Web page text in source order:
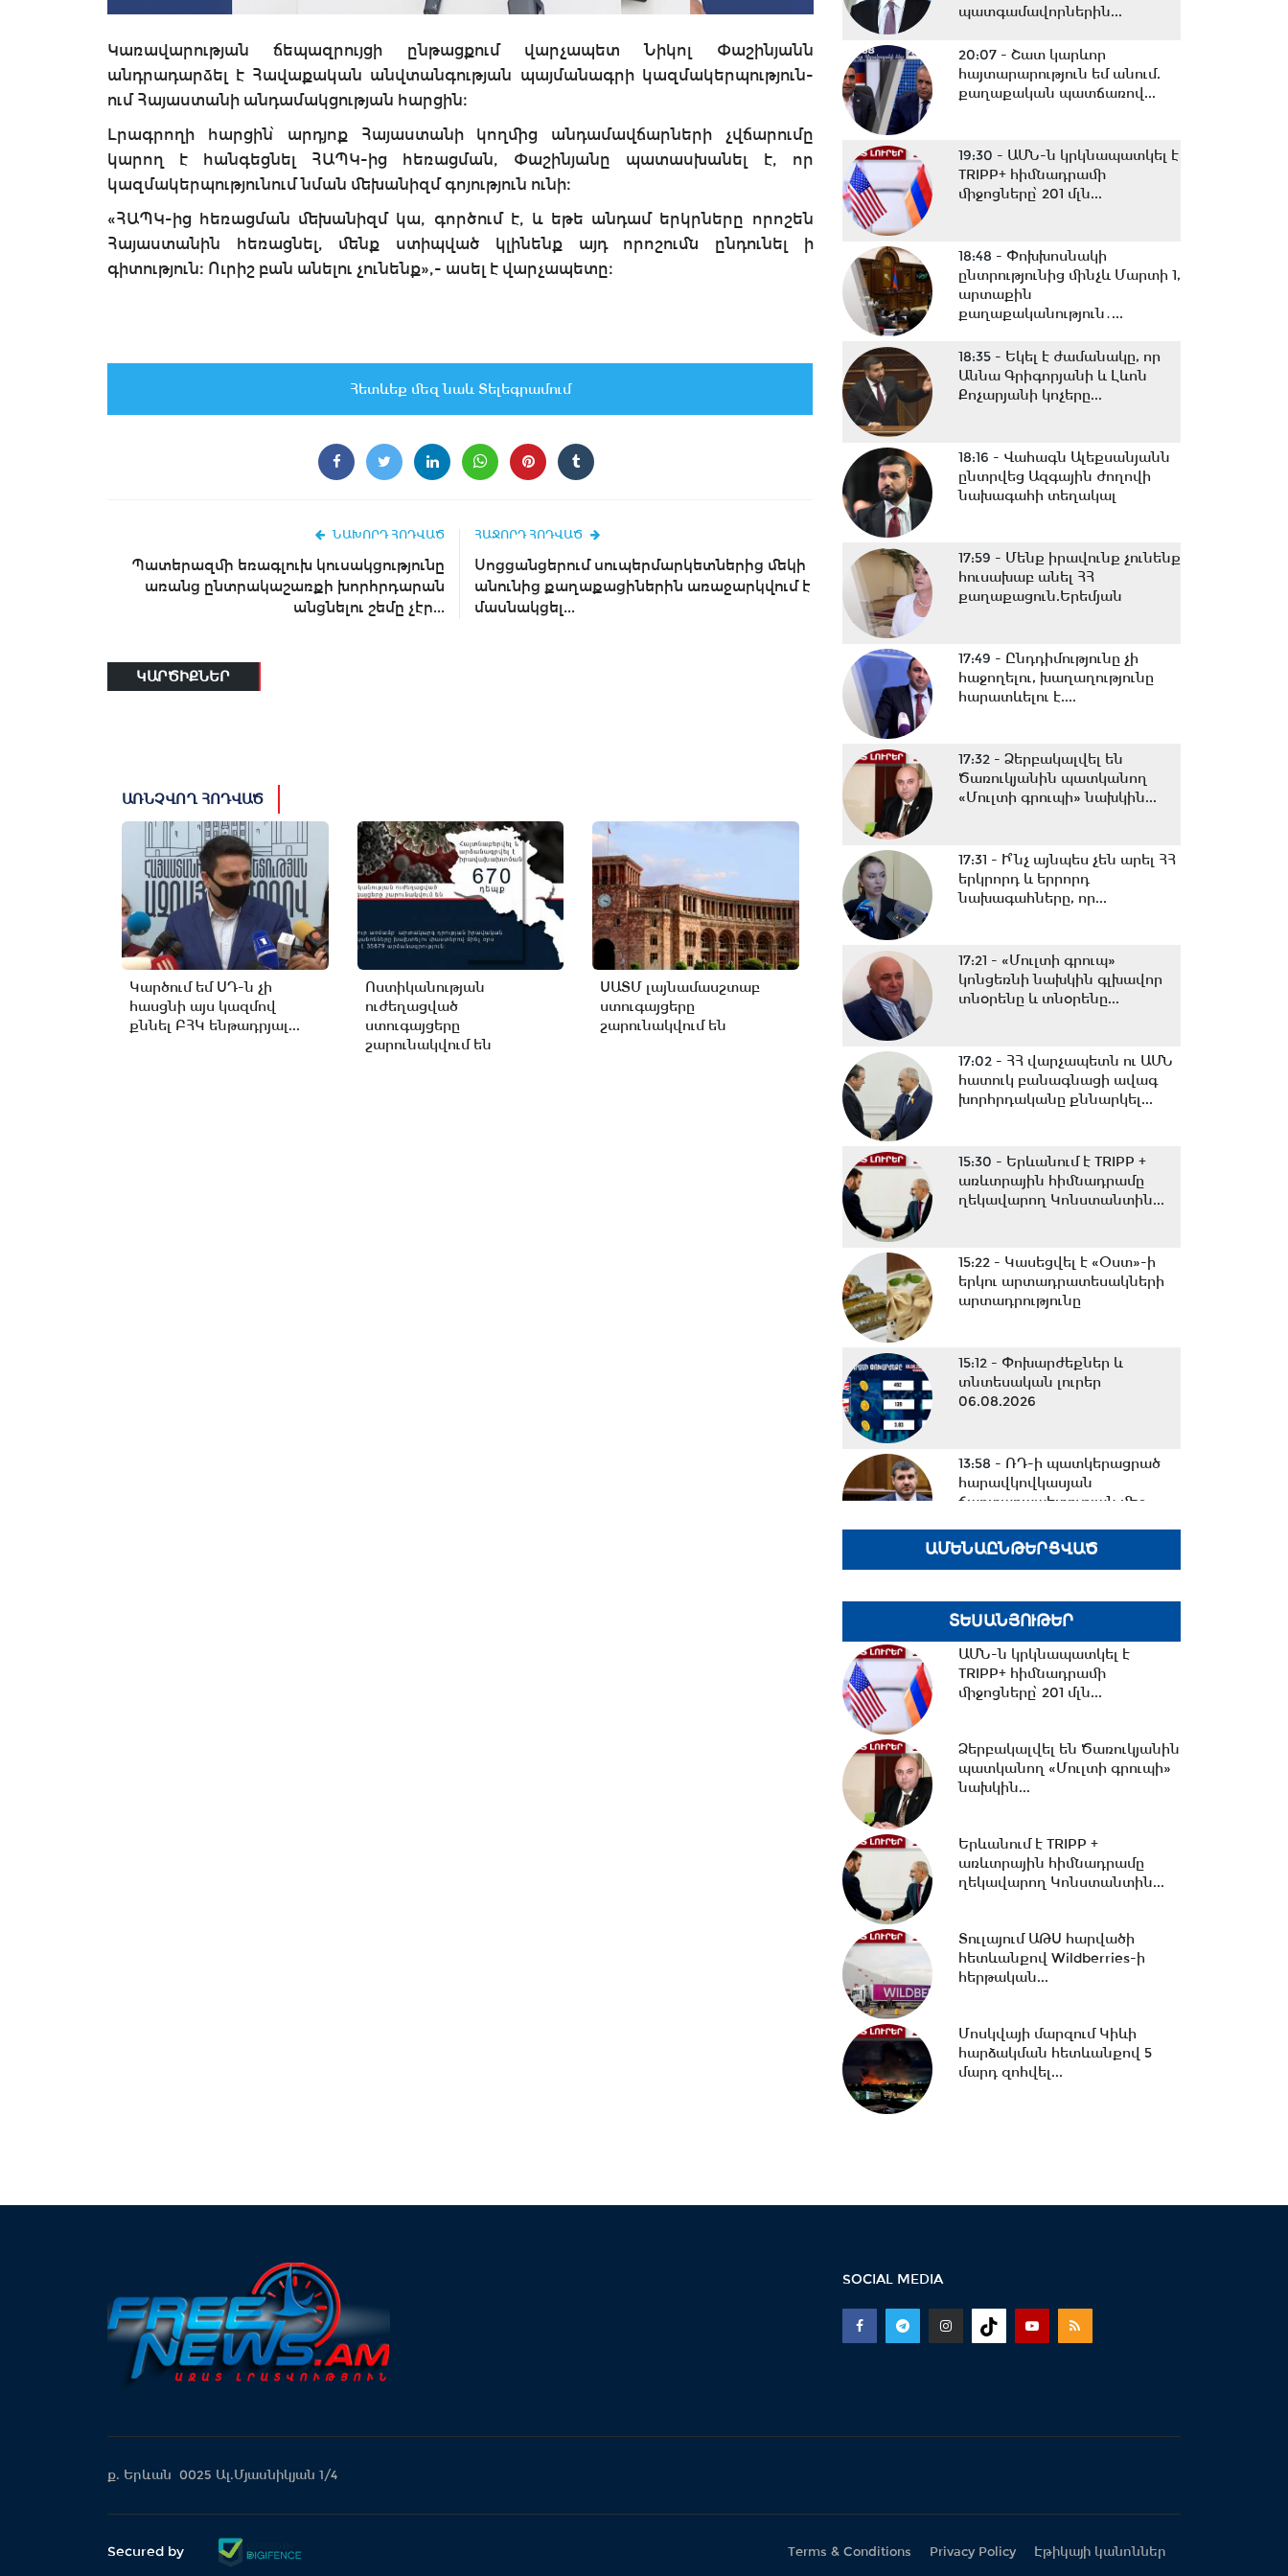
Կառավարության ճեպազրույցի ընթացքում վարչապետ Նիկոլ Փաշինյանն
անդրադարձել է Հավաքական անվտանգության պայմանագրի կազմակերպություն-
ում Հայաստանի անդամակցության հարցին։
Լրագրողի հարցին՝ արդյոք Հայաստանի կողմից անդամավճարների չվճարումը
կարող է հանգեցնել ՀԱՊԿ-ից հեռացման, Փաշինյանը պատասխանել է, որ
կազմակերպությունում նման մեխանիզմ գոյություն ունի։
«ՀԱՊԿ-ից հեռացման մեխանիզմ կա, գործում է, և եթե անդամ երկրները որոշեն
Հայաստանին հեռացնել, մենք ստիպված կլինենք այդ որոշումն ընդունել ի
գիտություն։ Ուրիշ բան անելու չունենք»,- ասել է վարչապետը։
Հետևեք մեզ նաև Տելեգրամում
ՆԱԽՈՐԴ ՀՈԴՎԱԾ
Պատերազմի եռագլուխ կուսակցությունը
առանց ընտրակաշառքի խորհրդարան
անցնելու շեմը չէր...
ՀԱՋՈՐԴ ՀՈԴՎԱԾ
Սոցցանցերում սուպերմարկետներից մեկի
անունից քաղաքացիներին առաջարկվում է
մասնակցել...
ԿԱՐԾԻՔՆԵՐ
ԱՌՆՉՎՈՂ ՀՈԴՎԱԾ
Կարծում եմ ՍԴ-ն չի
հասցնի այս կազմով
քննել ԲՀԿ ենթադրյալ...
Ոստիկանության
ուժեղացված
ստուգայցերը
շարունակվում են
ՍԱՏՄ լայնամասշտաբ
ստուգայցերը
շարունակվում են
պատգամավորներին...
20:07 - Շատ կարևոր
հայտարարություն եմ անում.
քաղաքական պատճառով...
19:30 - ԱՄՆ-ն կրկնապատկել է
TRIPP+ հիմնադրամի
միջոցները՝ 201 մլն...
18:48 - Փոխխոսնակի
ընտրությունից մինչև Մարտի 1,
արտաքին
քաղաքականություն․...
18:35 - Եկել է ժամանակը, որ
Աննա Գրիգորյանի և Լևոն
Քոչարյանի կոչերը...
18:16 - Վահագն Ալեքսանյանն
ընտրվեց Ազգային ժողովի
նախագահի տեղակալ
17:59 - Մենք իրավունք չունենք
հուսախաբ անել ՀՀ
քաղաքացուն.Երեմյան
17:49 - Ընդդիմությունը չի
հաջողելու, խաղաղությունը
հարատևելու է....
17:32 - Ձերբակալվել են
Ծառուկյանին պատկանող
«Մուլտի գրուպի» նախկին...
17:31 - Ի՞նչ այնպես չեն արել ՀՀ
երկրորդ և երրորդ
նախագահները, որ...
17:21 - «Մուլտի գրուպ»
կոնցեռնի նախկին գլխավոր
տնօրենը և տնօրենը...
17:02 - ՀՀ վարչապետն ու ԱՄՆ
հատուկ բանագնացի ավագ
խորհրդականը քննարկել...
15:30 - Երևանում է TRIPP +
առևտրային հիմնադրամը
ղեկավարող Կոնստանտին...
15:22 - Կասեցվել է «Օստ»-ի
երկու արտադրատեսակների
արտադրությունը
15:12 - Փոխարժեքներ և
տնտեսական լուրեր
06.08.2026
13:58 - ՌԴ-ի պատկերացրած
հարավկովկասյան
ճարտարապետության մեջ
հերթական...
12:40 -Ո՞ւր են 300.000
ադրբեջանցիները. Ժողովրդին
ահաբեկելու պատասխանը...
12:29 -Միրզոյանն ընդունել է
ԱՄՆ հատուկ բանագնացի
12:03 -Սիրիան զորքեր է
տեղափոխել Իրաքի հետ
11:57 -Սոցիալական ցանցերում
բնակարանների
11:07 -Մահացել է Հարություն
դիրքերից մեկում
նստաշրջան 05.08.2026
#ուղիղ
ԱՄԵՆԱԸՆԹԵՐՑՎԱԾ
ՏԵՍԱՆՅՈՒԹԵՐ
ԱՄՆ-ն կրկնապատկել է
TRIPP+ հիմնադրամի
միջոցները՝ 201 մլն...
Ձերբակալվել են Ծառուկյանին
պատկանող «Մուլտի գրուպի»
նախկին...
Երևանում է TRIPP +
առևտրային հիմնադրամը
ղեկավարող Կոնստանտին...
Տուլայում ԱԹՍ հարվածի
հետևանքով Wildberries-ի
հերթական...
Մոսկվայի մարզում Կիևի
հարձակման հետևանքով 5
մարդ զոհվել...
SOCIAL MEDIA
ք. Երևան 0025 Ալ.Մյասնիկյան 1/4
Secured by Terms & Conditions Privacy Policy Էթիկայի կանոններ